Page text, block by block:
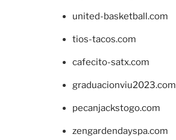
united-basketball.com
tios-tacos.com
cafecito-satx.com
graduacionviu2023.com
pecanjackstogo.com
zengardendayspa.com